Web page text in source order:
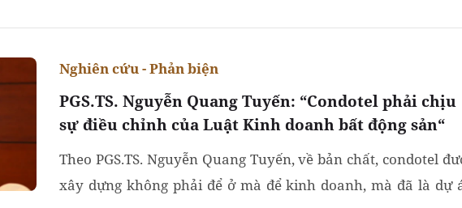
PGS.TS. Nguyễn Quang Tuyến: “Condotel phải chịu
sự điều chỉnh của Luật Kinh doanh bất động sản“
Nghiên cứu - Phản biện
Theo PGS.TS. Nguyễn Quang Tuyến, về bản chất, condotel
xây dựng không phải để ở mà để kinh doanh, mà đã là dự